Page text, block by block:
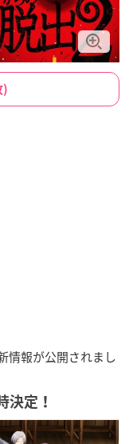
)
情報が公開されまし
定！